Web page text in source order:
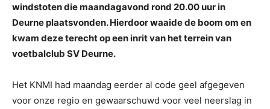
windstoten die maandagavond rond 20.00 uur in
Deurne plaatsvonden. Hierdoor waaide de boom om en
kwam deze terecht op een inrit van het terrein van
voetbalclub SV Deurne.
Het KNMI had maandag eerder al code geel afgegeven
voor onze regio en gewaarschuwd voor veel neerslag in